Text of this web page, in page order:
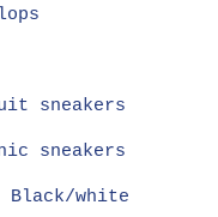
sneakers
sneakers
white